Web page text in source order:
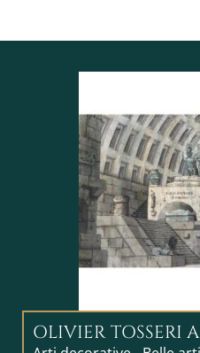
OLIVIER TOSSERI